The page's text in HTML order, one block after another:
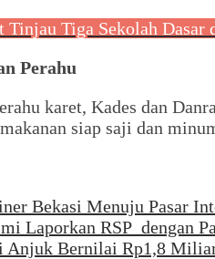
Tinjau Tiga Sekolah Dasar
Perahu
karet, Kades dan
siap saji dan
Bekasi Menuju Pasar
Laporkan RSP dengan
Anjuk Bernilai Rp1,8